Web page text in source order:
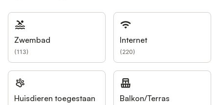
Zwembad
(113)
Internet
(220)
Huisdieren toegestaan Balkon/Terras